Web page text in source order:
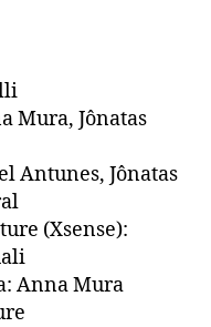
Mura, Jônatas
Antunes, Jônatas
(Xsense):
Anna Mura